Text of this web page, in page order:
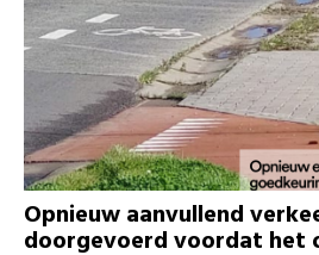
Opnieuw aanvullend
doorgevoerd voordat het